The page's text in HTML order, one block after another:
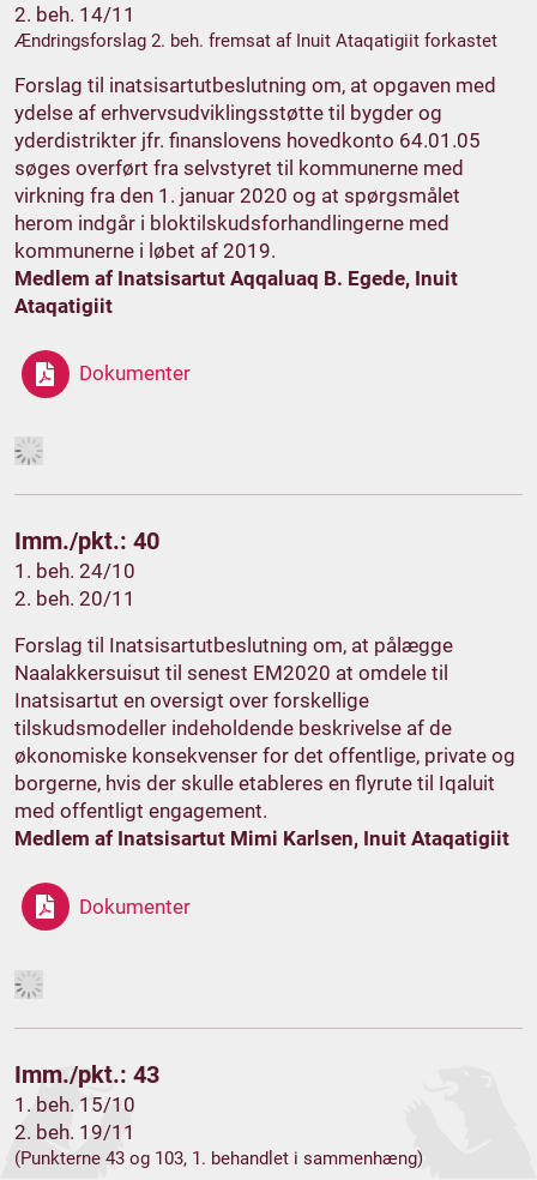
2. beh. 14/11
Ændringsforslag 2. beh. fremsat af Inuit Ataqatigiit forkastet
Forslag til inatsisartutbeslutning om, at opgaven med
ydelse af erhvervsudviklingsstøtte til bygder og
yderdistrikter jfr. finanslovens hovedkonto 64.01.05
søges overført fra selvstyret til kommunerne med
virkning fra den 1. januar 2020 og at spørgsmålet
herom indgår i bloktilskudsforhandlingerne med
kommunerne i løbet af 2019.
Medlem af Inatsisartut Aqqaluaq B. Egede, Inuit
Ataqatigiit
Dokumenter
Imm./pkt.: 40
1. beh. 24/10
2. beh. 20/11
Forslag til Inatsisartutbeslutning om, at pålægge
Naalakkersuisut til senest EM2020 at omdele til
Inatsisartut en oversigt over forskellige
tilskudsmodeller indeholdende beskrivelse af de
økonomiske konsekvenser for det offentlige, private og
borgerne, hvis der skulle etableres en flyrute til Iqaluit
med offentligt engagement.
Medlem af Inatsisartut Mimi Karlsen, Inuit Ataqatigiit
Dokumenter
Imm./pkt.: 43
1. beh. 15/10
2. beh. 19/11
(Punkterne 43 og 103, 1. behandlet i sammenhæng)